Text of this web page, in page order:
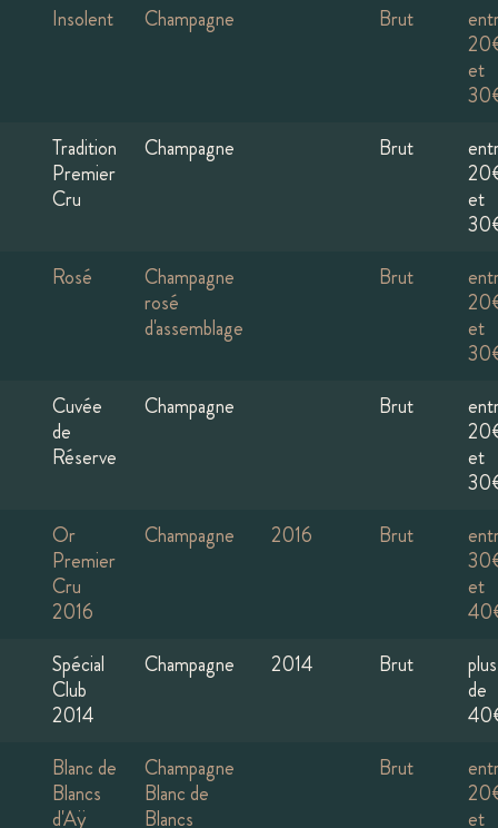
Insolent Champagne Brut
et
Tradition
Premier
Cru
Champagne Brut
et
Rosé
Champagne
rosé
d'assemblage
Brut
et
Cuvée
de
Réserve
Champagne Brut
et
Or
Premier
Cru
2016
Champagne 2016 Brut
et
Spécial
Club
2014
Champagne 2014 Brut
plus
de
Blanc de
Blancs
d'Aÿ
Champagne
Blanc de
Blancs
Brut
et